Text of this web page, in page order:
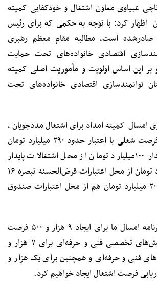
عبیاوی معاون اشتغال و خودکفایی کمیته
اظهار کرد: با توجه به حکمی که برای رئیس
صادرشده است، مطالبه مقام معظم رهبری
اقتصادی خانواده‌های تحت حمایت
این اساس اولویت و مأموریت اصلی کمیته
توانمندسازی اقتصادی خانواده‌های تحت
کمیته امداد برای اشتغال مددجویان ،
ایجاد ۹ هزار و ۵۰۰ فرصت شغلی با اعتبار حدود ۲۹۰ میلیارد تومان
است،که از این مقدار ۱۰۰میلیارد تومان از محل اشتغالات پایدار
روستایی، ۱۷۰ میلیارد تومان از محل اعتبارات قرض‌الحسنه تبصره ۱۶
بودجه سال جاری و ۲۰ میلیارد تومان هم از محل اعتبارات صندوق
عبیاوی ادامه داد: برنامه‌ امسال ما برای ایجاد ۹ هزار و ۵۰۰ فرصت
شغلی، برگزاری آموزش‌های تخصصی فنی و حرفه‌ای برای ۷ هزار و
فنی و حرفه‌ای و همچنین برای یک هزار و
فرصت اشتغال ایجاد خواهیم کرد.